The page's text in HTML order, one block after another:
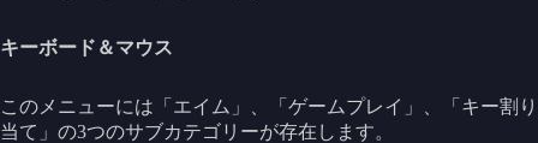
キーボード＆マウス
このメニューには「エイム」、「ゲームプレイ」、「キー割り
当て」の3つのサブカテゴリーが存在します。